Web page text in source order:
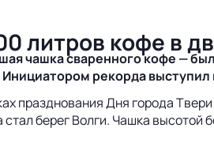
литров кофе в
чашка сваренного кофе —
рекорда
празднования Дня города
берег Волги. Чашка